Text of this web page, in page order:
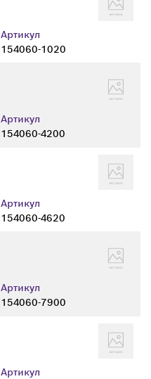
Артикул
154060-1020
Артикул
154060-4200
Артикул
154060-4620
Артикул
154060-7900
Артикул